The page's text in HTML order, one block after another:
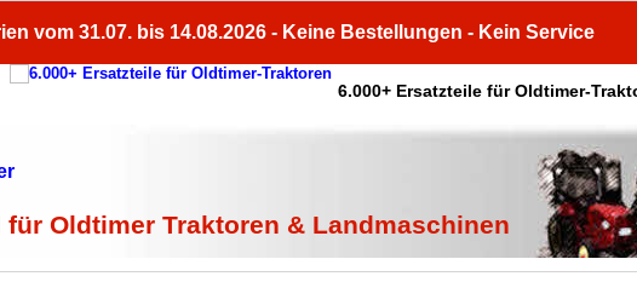
vom 31.07. bis 14.08.2026 - Keine Bestellungen - Kein Service
6.000+ Ersatzteile für Oldtimer-
Oldtimer Traktoren & Landmaschinen